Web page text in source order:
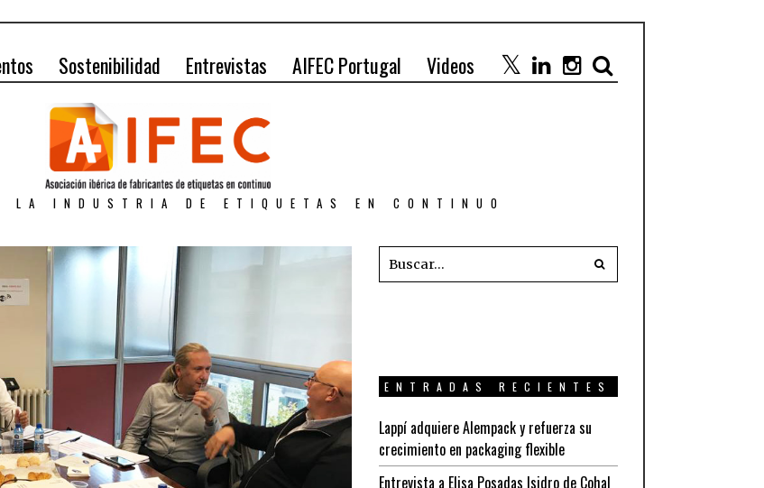
Sostenibilidad Entrevistas AIFEC Portugal Videos
LA INDUSTRIA DE ETIQUETAS EN CONTINUO
ENTRADAS RECIENTES
Lappí adquiere Alempack y refuerza su
crecimiento en packaging flexible
Entrevista a Elisa Posadas Isidro de Cohal